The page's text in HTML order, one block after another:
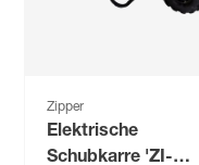
Zipper
Elektrische
Schubkarre 'ZI-